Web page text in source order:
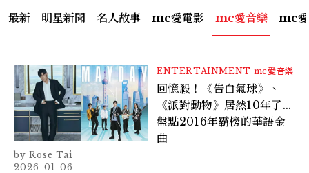
最新 明星新聞 名人故事 mc愛電影 mc愛音樂 mc
ENTERTAINMENT mc愛音樂
回憶殺！《告白氣球》、
《派對動物》居然10年了...
盤點2016年霸榜的華語金
曲
Rose Tai
2026-01-06